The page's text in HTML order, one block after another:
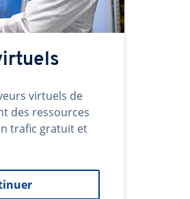
virtuels de
des ressources
trafic gratuit et